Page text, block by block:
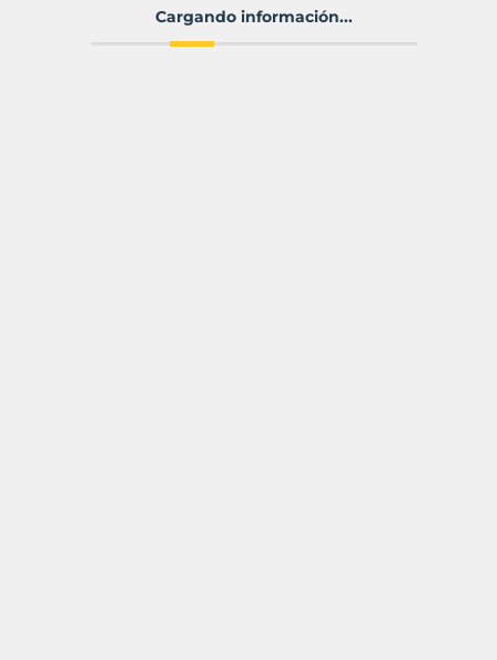
Cargando información...